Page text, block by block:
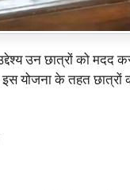
उन छात्रों को
योजना के तहत छात्रों